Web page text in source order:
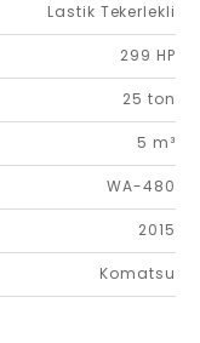
Lastik Tekerlekli
299 HP
25 ton
5 m³
WA-480
2015
Komatsu